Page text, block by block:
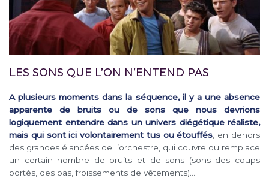
LES SONS QUE L’ON N’ENTEND PAS
A plusieurs moments dans la séquence, il y a une absence
apparente de bruits ou de sons que nous devrions
logiquement entendre dans un univers diégétique réaliste,
mais qui sont ici volontairement tus ou étouffés , en dehors
des grandes élancées de l’orchestre, qui couvre ou remplace
un certain nombre de bruits et de sons (sons des coups
portés, des pas, froissements de vêtements)….